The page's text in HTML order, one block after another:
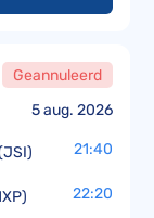
5 aug. 2026
Geannuleerd
21:40
22:20